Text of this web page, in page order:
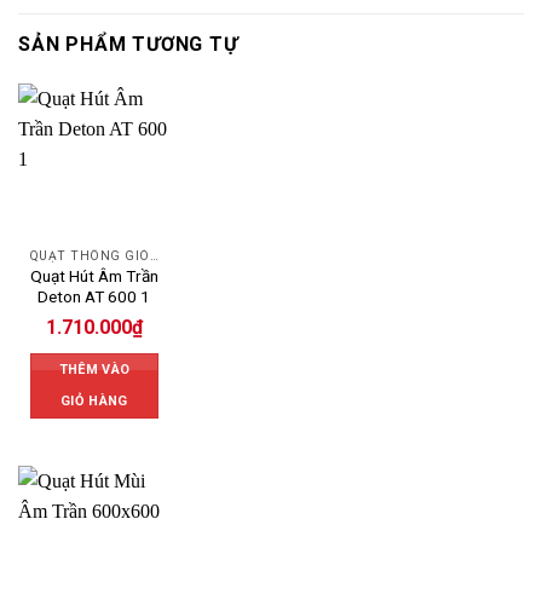
SẢN PHẨM TƯƠNG TỰ
Quạt Hút Âm Trần
Deton AT 600 1
1.710.000₫
THÊM VÀO
GIỎ HÀNG